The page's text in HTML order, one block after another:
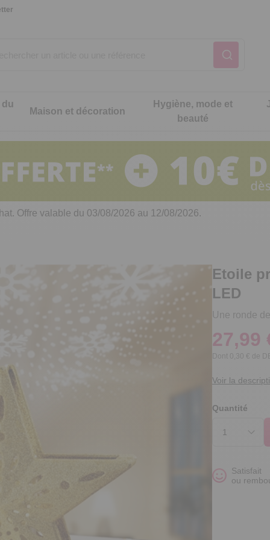
cuisine
de cuisine malins
Notre produit du
Notre produit du
Maison et décoration
Notre produit du
Hygiène, mode et
beauté
intimité
Notre produit du
Notre produit du
Notre produit du
Offre valable du 03/08/2026 au 12/08/2026.
Etoile
LED
Une ronde
27,99
Dont 0,30 € de
Voir la
Quantité
Satisfait
ou